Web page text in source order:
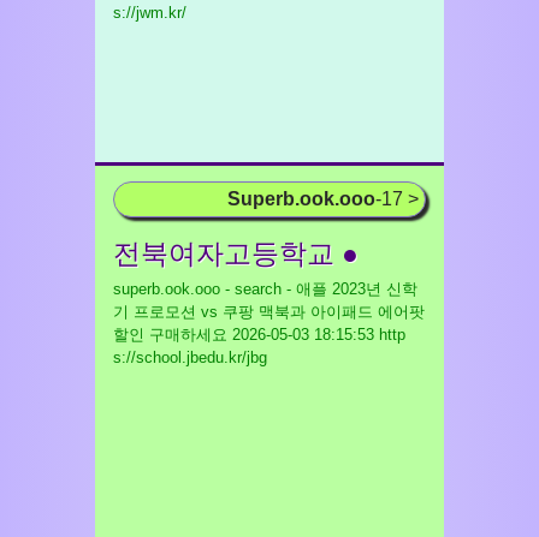
s://jwm.kr/
Superb.ook.ooo-17 >
전북여자고등학교 ●
superb.ook.ooo - search - 애플 2023년 신학
기 프로모션 vs 쿠팡 맥북과 아이패드 에어팟
할인 구매하세요 2026-05-03 18:15:53 http
s://school.jbedu.kr/jbg